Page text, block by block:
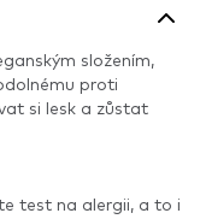
složením,
proti
si lesk a zůstat
test na alergii, a to i